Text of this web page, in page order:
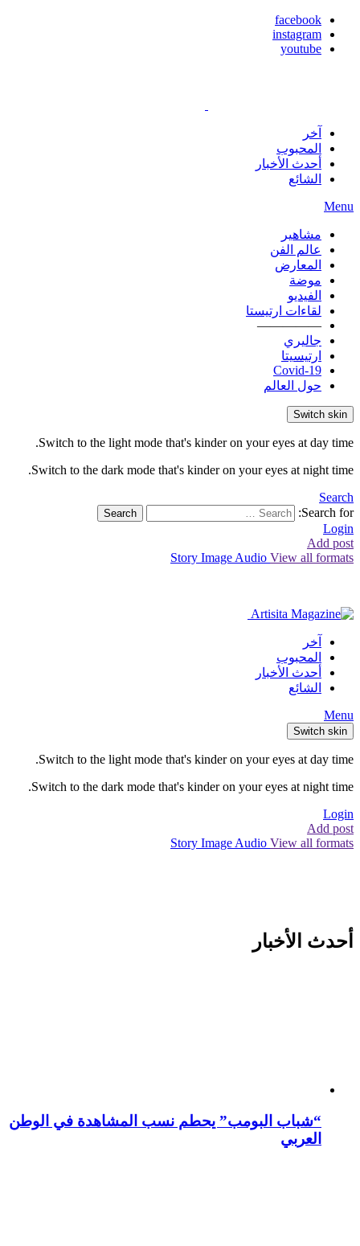
facebook
instagram
youtube
آخر
المحبوب
أحدث الأخبار
الشائع
Menu
مشاهير
عالم الفن
المعارض
موضة
الفيديو
لقاءات ارتيستا
—————
جاليري
ارتيسيتا
Covid-19
حول العالم
Switch skin
Switch to the light mode that's kinder on your eyes at day time.
Switch to the dark mode that's kinder on your eyes at night time.
Search
Search for:
Search
Login
Add post
Story Image Audio View all formats
آخر
المحبوب
أحدث الأخبار
الشائع
Menu
Switch skin
Switch to the light mode that's kinder on your eyes at day time.
Switch to the dark mode that's kinder on your eyes at night time.
Login
Add post
Story Image Audio View all formats
أحدث الأخبار
“شباب البومب” يحطم نسب المشاهدة في الوطن
العربي